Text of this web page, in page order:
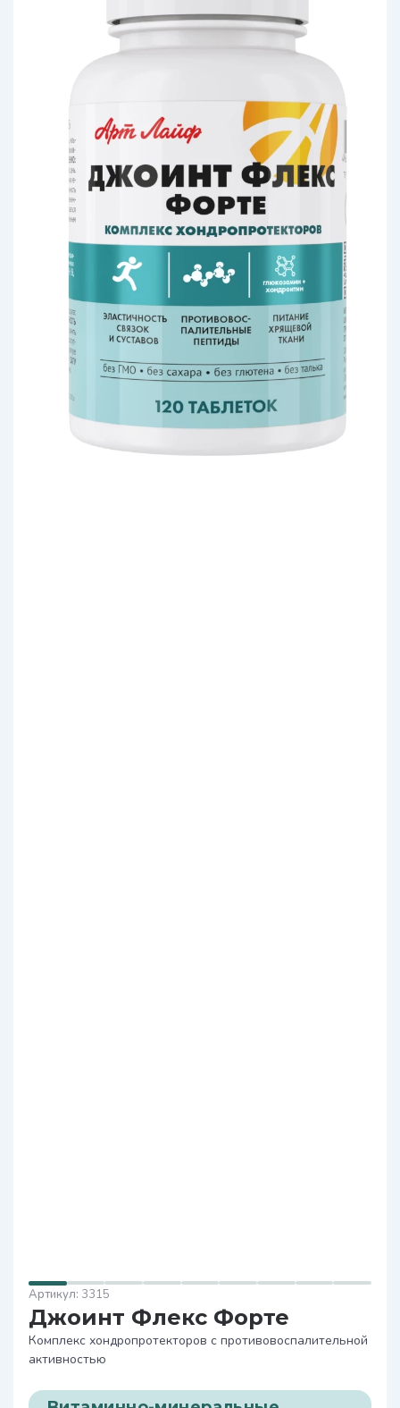
Джоинт Флекс Форте
Комплекс хондропротекторов с противовоспалительной
активностью
3315